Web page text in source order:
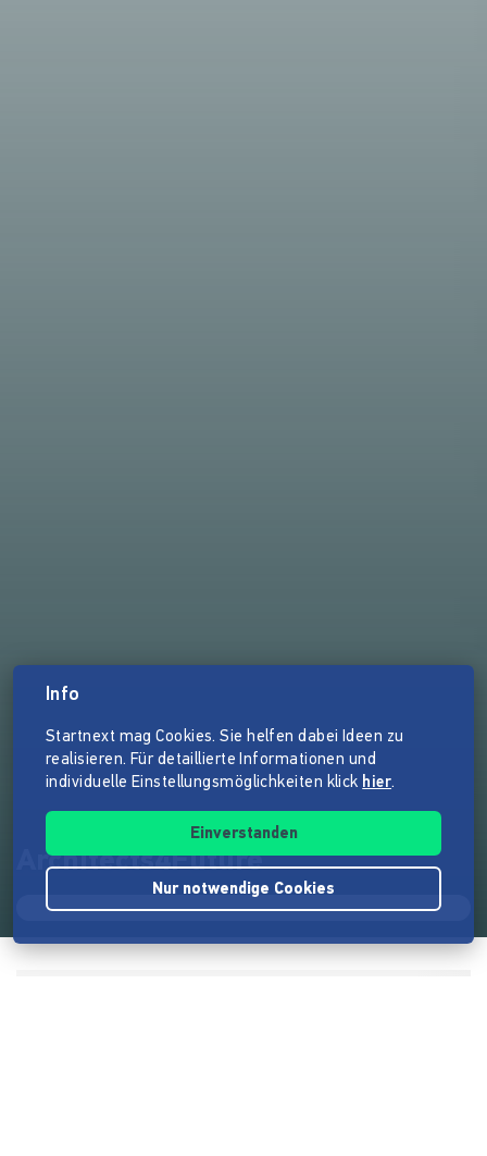
Architects4Future
Info
Startnext mag Cookies. Sie helfen dabei Ideen zu
realisieren. Für detaillierte Informationen und
individuelle Einstellungsmöglichkeiten klick hier.
Einverstanden
Nur notwendige Cookies